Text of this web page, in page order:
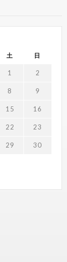
土 日
1 2
8 9
15 16
22 23
29 30